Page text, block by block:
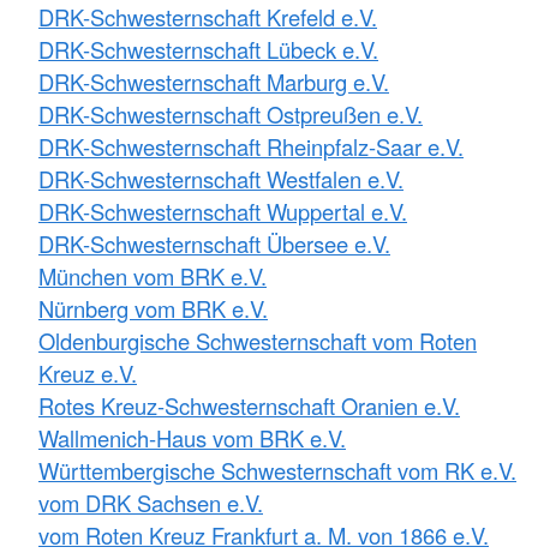
DRK-Schwesternschaft Krefeld e.V.
DRK-Schwesternschaft Lübeck e.V.
DRK-Schwesternschaft Marburg e.V.
DRK-Schwesternschaft Ostpreußen e.V.
DRK-Schwesternschaft Rheinpfalz-Saar e.V.
DRK-Schwesternschaft Westfalen e.V.
DRK-Schwesternschaft Wuppertal e.V.
DRK-Schwesternschaft Übersee e.V.
München vom BRK e.V.
Nürnberg vom BRK e.V.
Oldenburgische Schwesternschaft vom Roten
Kreuz e.V.
Rotes Kreuz-Schwesternschaft Oranien e.V.
Wallmenich-Haus vom BRK e.V.
Württembergische Schwesternschaft vom RK e.V.
vom DRK Sachsen e.V.
vom Roten Kreuz Frankfurt a. M. von 1866 e.V.